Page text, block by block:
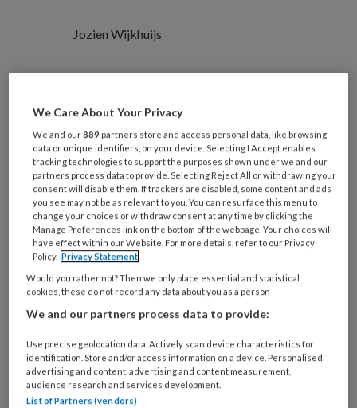
Jozien Wijkhuijs
interessante onderzoeken van aios.
Deze keer: Anouk Scheepers met haar
onderzoekZwanger en werk. Waarom
bezoeken zwangere vrouwen de
bedrijfsarts niet (vaker) preventief?
Anouk Scheepers, bedrijfsarts bij Human
Capital Care, deed in het kader van haar
opleiding onderzoek naar zwangere
werkenden en hun relatie tot de bedrijfsarts.
Hoewel al in 2007 werd aangeraden om een
preventief bezoek te plannen bij
zwangerschap, gaan vrouwen vaak pas bij
We Care About Your Privacy
We and our889 partners store and access personal data, like browsing
data or unique identifiers, on your device. Selecting I Accept enables
tracking technologies to support the purposes shown under we and our
partners process data to provide. Selecting Reject All or withdrawing your
consent will disable them. If trackers are disabled, some content and ads
you see may not be as relevant to you. You can resurface this menu to
change your choices or withdraw consent at any time by clicking the
Manage Preferences link on the bottom of the webpage. Your choices will
have effect within our Website. For more details, refer to our Privacy
Policy. Privacy Statement
Would you rather not? Then we only place essential and statistical
cookies, these do not record any data about you as a person
We and our partners process data to provide:
Use precise geolocation data. Actively scan device characteristics for
identification. Store and/or access information on a device. Personalised
advertising and content, advertising and content measurement,
audience research and services development.
List of Partners (vendors)